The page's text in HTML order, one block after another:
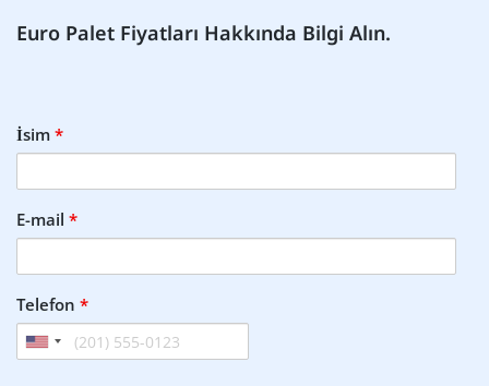
Euro Palet Fiyatları Hakkında Bilgi Alın.
İsim *
E-mail *
Telefon *